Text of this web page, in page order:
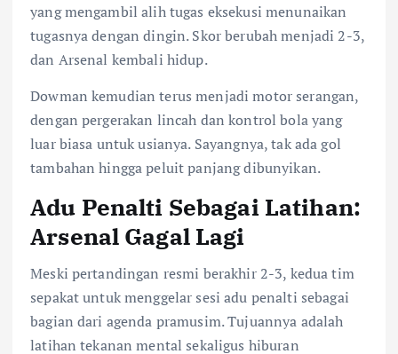
yang mengambil alih tugas eksekusi menunaikan
tugasnya dengan dingin. Skor berubah menjadi 2-3,
dan Arsenal kembali hidup.
Dowman kemudian terus menjadi motor serangan,
dengan pergerakan lincah dan kontrol bola yang
luar biasa untuk usianya. Sayangnya, tak ada gol
tambahan hingga peluit panjang dibunyikan.
Adu Penalti Sebagai Latihan:
Arsenal Gagal Lagi
Meski pertandingan resmi berakhir 2-3, kedua tim
sepakat untuk menggelar sesi adu penalti sebagai
bagian dari agenda pramusim. Tujuannya adalah
latihan tekanan mental sekaligus hiburan